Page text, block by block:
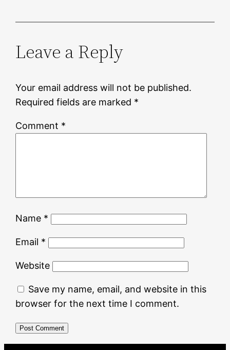
Leave a Reply
Your email address will not be published.
Required fields are marked *
Comment *
Name *
Email *
Website
Save my name, email, and website in this
browser for the next time I comment.